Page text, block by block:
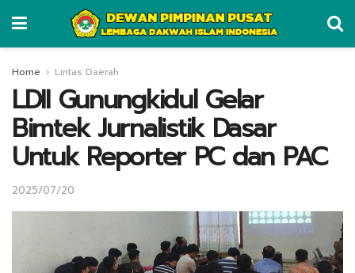
Home Lintas Daerah
LDII Gunungkidul Gelar
Bimtek Jurnalistik Dasar
Untuk Reporter PC dan PAC
2025/07/20